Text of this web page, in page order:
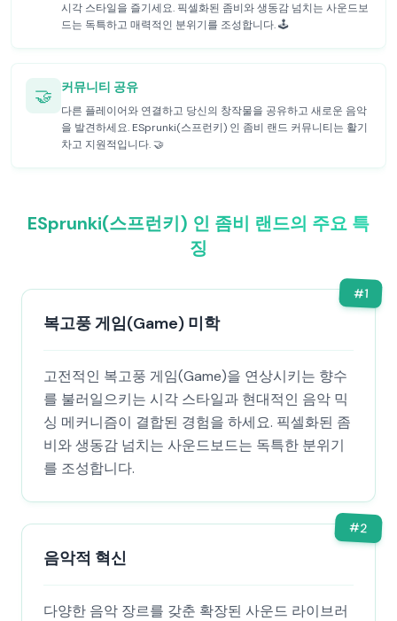
시각 스타일을 즐기세요. 픽셀화된 좀비와 생동감 넘치는 사운드보
드는 독특하고 매력적인 분위기를 조성합니다. 🕹️
🤝 커뮤니티 공유
다른 플레이어와 연결하고 당신의 창작물을 공유하고 새로운 음악
을 발견하세요. ESprunki(스프런키) 인 좀비 랜드 커뮤니티는 활기
차고 지원적입니다. 🤝
ESprunki(스프런키) 인 좀비 랜드의 주요 특
징
#1
복고풍 게임(Game) 미학
고전적인 복고풍 게임(Game)을 연상시키는 향수
를 불러일으키는 시각 스타일과 현대적인 음악 믹
싱 메커니즘이 결합된 경험을 하세요. 픽셀화된 좀
비와 생동감 넘치는 사운드보드는 독특한 분위기
를 조성합니다.
#2
음악적 혁신
다양한 음악 장르를 갖춘 확장된 사운드 라이브러